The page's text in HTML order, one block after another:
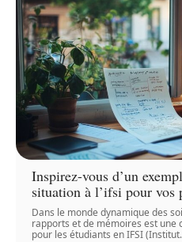
Inspirez-vous d’un
situation à l’ifsi pour vos
Dans le monde dynamique des
rapports et de mémoires est une
pour les étudiants en IFSI (Institut